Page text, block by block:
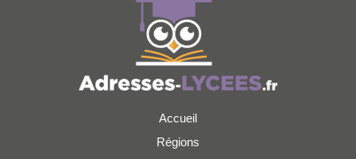
Accueil
Régions